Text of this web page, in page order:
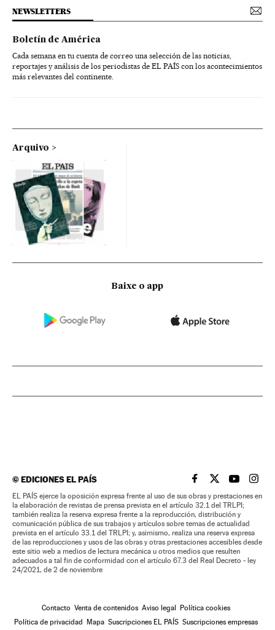
NEWSLETTERS
Boletín de América
Cada semana en tu cuenta de correo una selección de las noticias,
reportajes y análisis de los periodistas de EL PAÍS con los acontecimientos
más relevantes del continente.
Arquivo
Baixe o app
©EDICIONES EL PAÍS EL PAÍS BRASIL EN
EL PAÍSEL PAÍS
EL
EL PAÍS ejerce la oposición expresa frente al uso de sus obras y prestaciones en
la elaboración de revistas de prensa prevista en el artículo 32.1 del TRLPI;
también realiza la reserva expresa frente a la reproducción, distribución y
comunicación pública de sus trabajos y artículos sobre temas de actualidad
prevista en el artículo 33.1 del TRLPI; y, asimismo, realiza una reserva expresa
de las reproducciones y usos de las obras y otras prestaciones accesibles desde
este sitio web a medios de lectura mecánica u otros medios que resulten
adecuados a tal fin de conformidad con el artículo 67.3 del Real Decreto - ley
24/2021, de 2 de noviembre
Contacto Venta de contenidos Aviso legal Política cookies
Política de privacidad Mapa Suscripciones EL PAÍS Suscripciones empresas